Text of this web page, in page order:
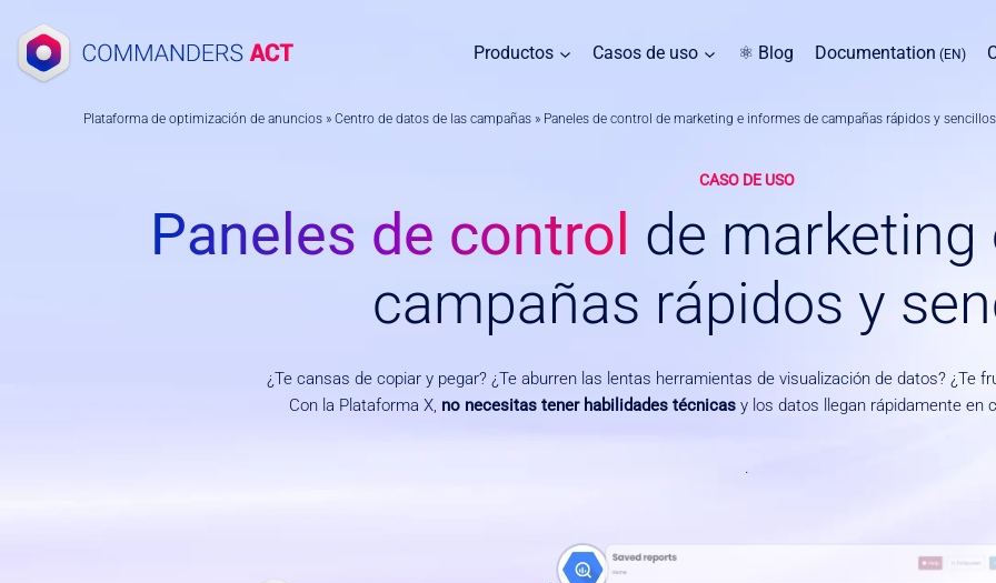
contenido
Productos Casos de uso ⚛ Blog Documentation (EN)
Plataforma de optimización de anuncios » Centro de datos de las campañas » Paneles de control de marketing e informes de campañas rápidos y sencillos
CASO DE USO
Paneles de control de
campañas rápidos y
¿Te cansas de copiar y pegar? ¿Te aburren las lentas herramientas de visualización de datos? ¿Te
Con la Plataforma X, no necesitas tener habilidades técnicasy los datos llegan rápidamente en
.